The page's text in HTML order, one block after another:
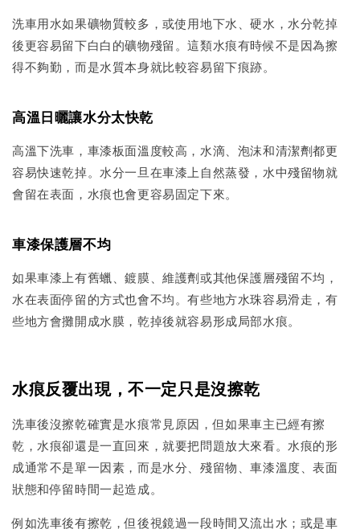
洗車用水如果礦物質較多，或使用地下水、硬水，水分乾掉
後更容易留下白白的礦物殘留。這類水痕有時候不是因為擦
得不夠勤，而是水質本身就比較容易留下痕跡。
高溫日曬讓水分太快乾
高溫下洗車，車漆板面溫度較高，水滴、泡沫和清潔劑都更
容易快速乾掉。水分一旦在車漆上自然蒸發，水中殘留物就
會留在表面，水痕也會更容易固定下來。
車漆保護層不均
如果車漆上有舊蠟、鍍膜、維護劑或其他保護層殘留不均，
水在表面停留的方式也會不均。有些地方水珠容易滑走，有
些地方會攤開成水膜，乾掉後就容易形成局部水痕。
水痕反覆出現，不一定只是沒擦乾
洗車後沒擦乾確實是水痕常見原因，但如果車主已經有擦
乾，水痕卻還是一直回來，就要把問題放大來看。水痕的形
成通常不是單一因素，而是水分、殘留物、車漆溫度、表面
狀態和停留時間一起造成。
例如洗車後有擦乾，但後視鏡過一段時間又流出水；或是車